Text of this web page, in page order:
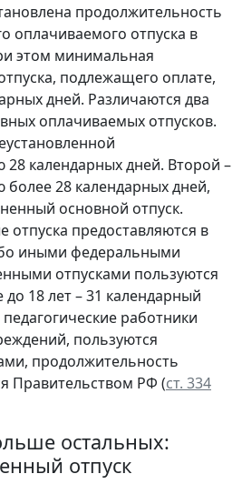
продолжительность
оплачиваемого отпуска в
этом минимальная
подлежащего оплате,
дней. Различаются два
оплачиваемых отпусков.
календарных дней. Второй –
28 календарных дней,
основной отпуск.
предоставляются в
иными федеральными
отпусками пользуются
до 18 лет – 31 календарный
педагогические работники
пользуются
продолжительность
Правительством РФ (ст. 334
остальных:
отпуск